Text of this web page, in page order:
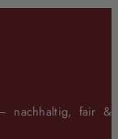
nachhaltig, fair &